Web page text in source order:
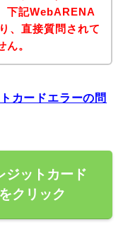
下記WebARENA
、直接質問されて
。
カードエラーの問
ットカード
クリック